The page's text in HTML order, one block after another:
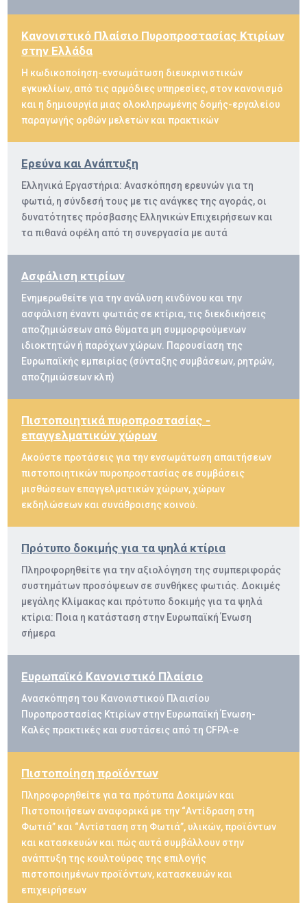
Κανονιστικό Πλαίσιο Πυροπροστασίας Κτιρίων
στην Ελλάδα
Η κωδικοποίηση-ενσωμάτωση διευκρινιστικών
εγκυκλίων, από τις αρμόδιες υπηρεσίες, στον κανονισμό
και η δημιουργία μιας ολοκληρωμένης δομής-εργαλείου
παραγωγής ορθών μελετών και πρακτικών
Ερεύνα και Ανάπτυξη
Ελληνικά Εργαστήρια: Ανασκόπηση ερευνών για τη
φωτιά, η σύνδεσή τους με τις ανάγκες της αγοράς, οι
δυνατότητες πρόσβασης Ελληνικών Επιχειρήσεων και
τα πιθανά οφέλη από τη συνεργασία με αυτά
Ασφάλιση κτιρίων
Ενημερωθείτε για την ανάλυση κινδύνου και την
ασφάλιση έναντι φωτιάς σε κτίρια, τις διεκδικήσεις
αποζημιώσεων από θύματα μη συμμορφούμενων
ιδιοκτητών ή παρόχων χώρων. Παρουσίαση της
Ευρωπαϊκής εμπειρίας (σύνταξης συμβάσεων, ρητρών,
αποζημιώσεων κλπ)
Πιστοποιητικά πυροπροστασίας -
επαγγελματικών χώρων
Ακούστε προτάσεις για την ενσωμάτωση απαιτήσεων
πιστοποιητικών πυροπροστασίας σε συμβάσεις
μισθώσεων επαγγελματικών χώρων, χώρων
εκδηλώσεων και συνάθροισης κοινού.
Πρότυπο δοκιμής για τα ψηλά κτίρια
Πληροφορηθείτε για την αξιολόγηση της συμπεριφοράς
συστημάτων προσόψεων σε συνθήκες φωτιάς. Δοκιμές
μεγάλης Κλίμακας και πρότυπο δοκιμής για τα ψηλά
κτίρια: Ποια η κατάσταση στην Ευρωπαϊκή Ένωση
σήμερα
Ευρωπαϊκό Κανονιστικό Πλαίσιο
Ανασκόπηση του Κανονιστικού Πλαισίου
Πυροπροστασίας Κτιρίων στην Ευρωπαϊκή Ένωση-
Καλές πρακτικές και συστάσεις από τη CFPA-e
Πιστοποίηση προϊόντων
Πληροφορηθείτε για τα πρότυπα Δοκιμών και
Πιστοποιήσεων αναφορικά με την “Αντίδραση στη
Φωτιά” και “Αντίσταση στη Φωτιά”, υλικών, προϊόντων
και κατασκευών και πώς αυτά συμβάλλουν στην
ανάπτυξη της κουλτούρας της επιλογής
πιστοποιημένων προϊόντων, κατασκευών και
επιχειρήσεων